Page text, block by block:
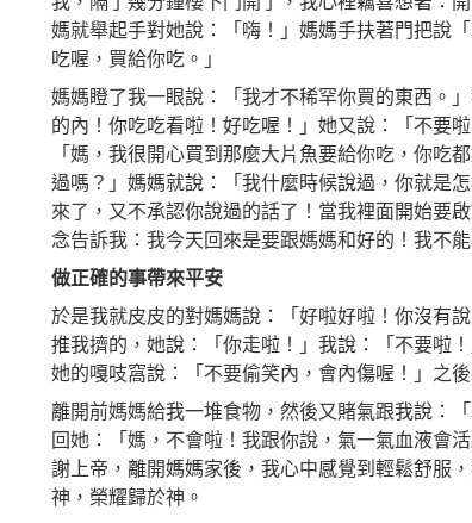
媽就舉起手對她說：「嗨！」媽媽手扶著門把說
吃喔，買給你吃。」
媽媽瞪了我一眼說：「我才不稀罕你買的東西。
的內！你吃吃看啦！好吃喔！」她又說：「不要
「媽，我很開心買到那麼大片魚要給你吃，你吃
過嗎？」媽媽就說：「我什麼時候說過，你就是
來了，又不承認你說過的話了！當我裡面開始要
念告訴我：我今天回來是要跟媽媽和好的！我不
做正確的事帶來平安
於是我就皮皮的對媽媽說：「好啦好啦！你沒有
推我擠的，她說：「你走啦！」我說：「不要啦
她的嘎吱窩說：「不要偷笑內，會內傷喔！」之
離開前媽媽給我一堆食物，然後又賭氣跟我說：
回她：「媽，不會啦！我跟你說，氣一氣血液會
謝上帝，離開媽媽家後，我心中感覺到輕鬆舒服
神，榮耀歸於神。